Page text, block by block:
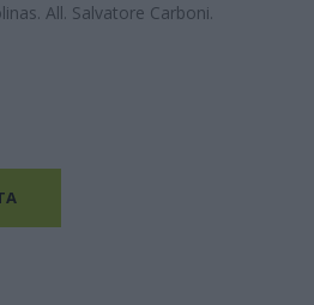
All. Salvatore Carboni.